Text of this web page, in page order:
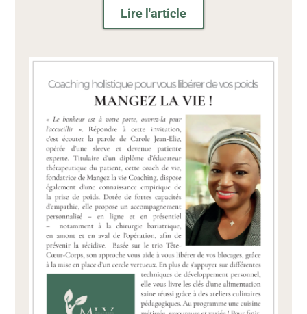
Lire l'article